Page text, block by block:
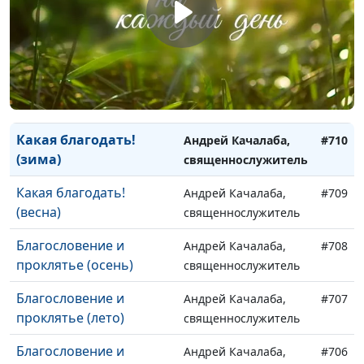
Какая благодать!
(осень)
Андрей Качалаба,
священнослужитель
#712
Какая благодать! (лето)
Андрей Качалаба,
священнослужитель
#711
Какая благодать!
(зима)
Андрей Качалаба,
священнослужитель
#710
Какая благодать!
(весна)
Андрей Качалаба,
священнослужитель
#709
Благословение и
проклятье (осень)
Андрей Качалаба,
священнослужитель
#708
Благословение и
проклятье (лето)
Андрей Качалаба,
священнослужитель
#707
Благословение и
Андрей Качалаба,
#706